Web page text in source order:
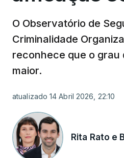
O Observatório de
Criminalidade
reconhece que o grau
maior.
atualizado 14 Abril 2026, 22:10
Rita Rato e